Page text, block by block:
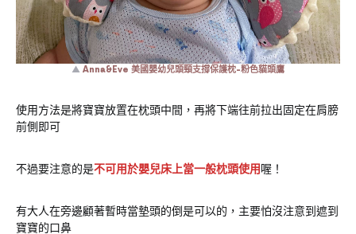
▲ Anna&Eve 美國嬰幼兒頭頸支撐保護枕-粉色貓頭鷹
使用方法是將寶寶放置在枕頭中間，再將下端往前拉出固定在肩膀
前側即可
不過要注意的是不可用於嬰兒床上當一般枕頭使用喔！
有大人在旁邊顧著暫時當墊頭的倒是可以的，主要怕沒注意到遮到
寶寶的口鼻